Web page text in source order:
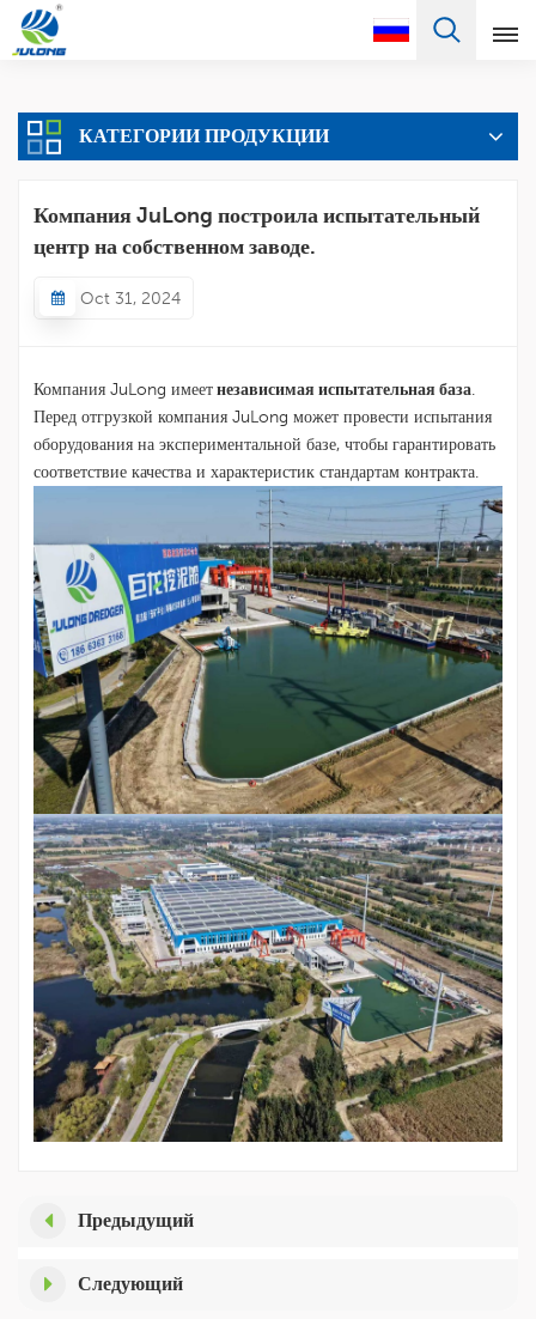
Pусский
English
Pусский
Türkçe
العربية
Deutsch
Italiano
Polski
КАТЕГОРИИ ПРОДУКЦИИ
Компания JuLong построила испытательный
центр на собственном заводе.
Oct 31, 2024
Компания JuLong имеетнезависимая испытательная база
Перед отгрузкой компания JuLong может провести испытания
оборудования на экспериментальной базе, чтобы гарантировать
соответствие качества и характеристик стандартам контракта.
Предыдущий
Следующий